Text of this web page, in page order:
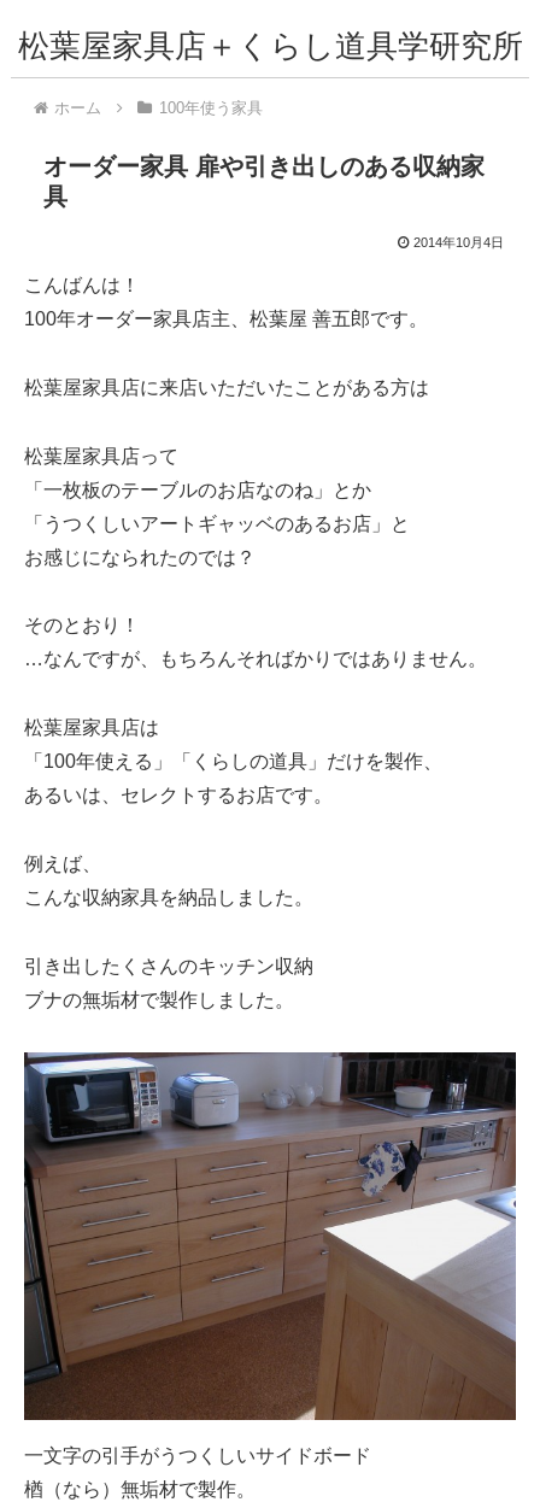
松葉屋家具店＋くらし道具学研究所
ホーム 100年使う家具
オーダー家具 扉や引き出しのある収納家
具
2014年10月4日
こんばんは！
100年オーダー家具店主、松葉屋 善五郎です。
松葉屋家具店に来店いただいたことがある方は
松葉屋家具店って
「一枚板のテーブルのお店なのね」とか
「うつくしいアートギャッベのあるお店」と
お感じになられたのでは？
そのとおり！
…なんですが、もちろんそればかりではありません。
松葉屋家具店は
「100年使える」「くらしの道具」だけを製作、
あるいは、セレクトするお店です。
例えば、
こんな収納家具を納品しました。
引き出したくさんのキッチン収納
ブナの無垢材で製作しました。
一文字の引手がうつくしいサイドボード
楢（なら）無垢材で製作。